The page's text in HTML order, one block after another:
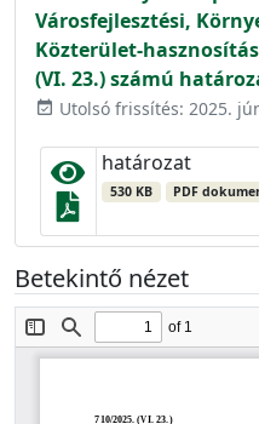
Városfejlesztési,
Közterület-
(VI. 23.) számú
event_available Utolsó frissítés: 2025.
határozat
530 KB PDF
Betekintő nézet